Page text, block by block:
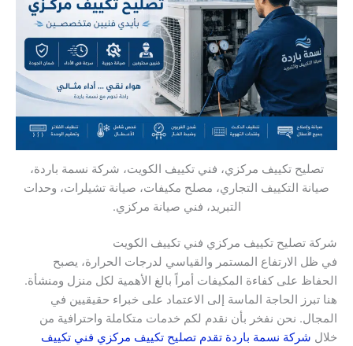
تصليح تكييف مركزي، فني تكييف الكويت، شركة نسمة باردة،
صيانة التكييف التجاري، مصلح مكيفات، صيانة تشيلرات، وحدات
التبريد، فني صيانة مركزي.
شركة تصليح تكييف مركزي فني تكييف الكويت
في ظل الارتفاع المستمر والقياسي لدرجات الحرارة، يصبح
الحفاظ على كفاءة المكيفات أمراً بالغ الأهمية لكل منزل ومنشأة.
هنا تبرز الحاجة الماسة إلى الاعتماد على خبراء حقيقيين في
المجال. نحن نفخر بأن نقدم لكم خدمات متكاملة واحترافية من
خلال شركة نسمة باردة تقدم تصليح تكييف مركزي فني تكييف